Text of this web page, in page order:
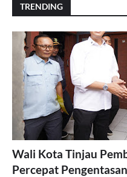
TRENDING
Wali Kota Tinjau
Percepat